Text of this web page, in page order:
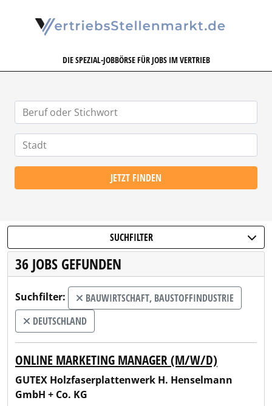
DIE SPEZIAL-JOBBÖRSE FÜR JOBS IM VERTRIEB
JETZT FINDEN
SUCHFILTER
36 JOBS GEFUNDEN
Suchfilter:
BAUWIRTSCHAFT, BAUSTOFFINDUSTRIE
DEUTSCHLAND
ONLINE MARKETING MANAGER (M/W/D)
GUTEX Holzfaserplattenwerk H. Henselmann
GmbH + Co. KG